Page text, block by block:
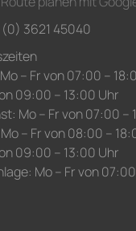
3621 45040
– Fr von 07:00 –
09:00 – 13:00 Uhr
Mo – Fr von 07:00 –
– Fr von 08:00 –
09:00 – 13:00 Uhr
Mo – Fr von